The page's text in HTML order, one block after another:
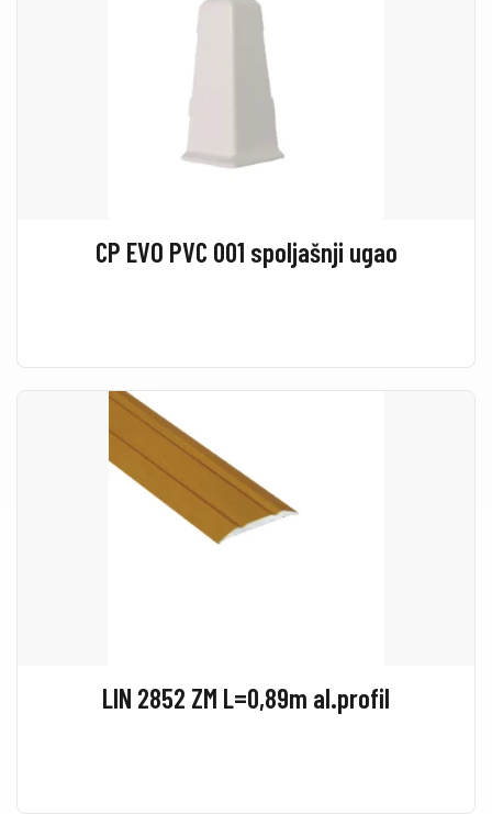
CP EVO PVC 001 spoljašnji ugao
LIN 2852 ZM L=0,89m al.profil